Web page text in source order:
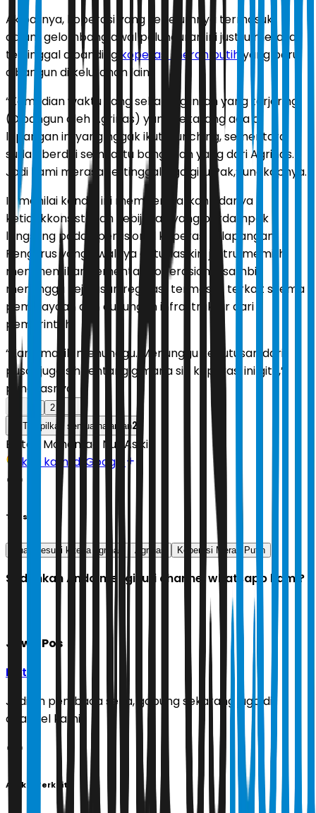
Akibatnya, koperasi yang sebelumnya termasuk
dalam gelombang awal peluncuran ini justru merasa
tertinggal dibanding koperasi merah putih yang baru
dibangun di kelurahan lain.
“Kemudian waktu yang sekarang inilah yang terjaring
(Dibangun oleh Agrinas) yang sekarang ada di
lapangan ini yang nggak ikut launching, sementara
sudah berdiri semua itu bangunan yang dari Agrinas.
Jadi kami merasa tertinggal juga gitu Pak,” ungkapnya.
Ia menilai kondisi ini memperlihatkan adanya
ketidakkonsistenan kebijakan yang berdampak
langsung pada operasional koperasi di lapangan.
Pengurus yang awalnya antusias kini justru memilih
menghentikan sementara operasional sambil
menunggu kejelasan regulasi, termasuk terkait skema
pembiayaan dan dukungan infrastruktur dari
pemerintah.
“Kami masih menunggu. Menunggu keputusan dari
pusat juga sih tentang gimana sih koperasi ini gitu,”
pungkasnya.
2
Tampilkan semua halaman2
Editor: Mohamad Nur Asikin
Ikuti kami di Google
Tags
lahan sesuai krteria agrinas Agrinas Koperasi Merah Putih
Sudahkah Anda mengikuti channel whatsapp kami?
Jawa Pos
Ikuti
Jadilah pembaca setia, gabung sekarang juga di
channel kami!
Artikel Terkait